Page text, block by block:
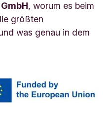
, worum es beim
größten
was genau in dem